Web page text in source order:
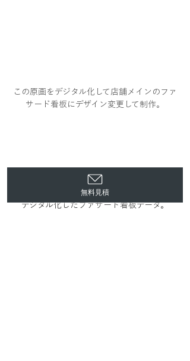
この原画をデジタル化して店舗メインのファ
サード看板にデザイン変更して制作。
デジタル化したファサード看板データ。
無料見積